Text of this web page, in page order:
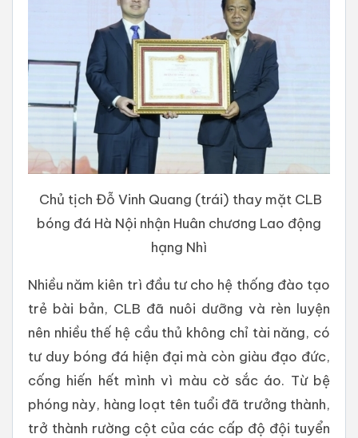
Chủ tịch Đỗ Vinh Quang (trái) thay mặt CLB
bóng đá Hà Nội nhận Huân chương Lao động
hạng Nhì
Nhiều năm kiên trì đầu tư cho hệ thống đào tạo
trẻ bài bản, CLB đã nuôi dưỡng và rèn luyện
nên nhiều thế hệ cầu thủ không chỉ tài năng, có
tư duy bóng đá hiện đại mà còn giàu đạo đức,
cống hiến hết mình vì màu cờ sắc áo. Từ bệ
phóng này, hàng loạt tên tuổi đã trưởng thành,
trở thành rường cột của các cấp độ đội tuyển